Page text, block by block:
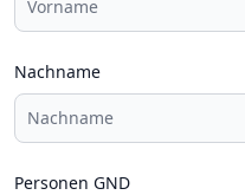
Nachname
Personen GND